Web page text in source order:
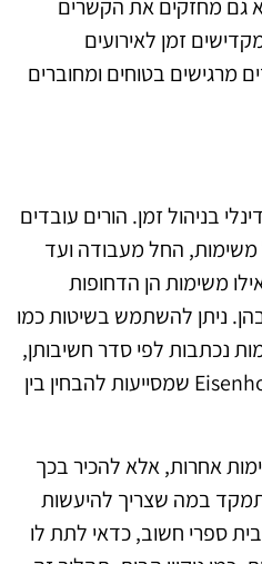
גם מחזקים את הקשרים
זמן לאירועים
מרגישים בטוחים ומחוברים
בניהול זמן. הורים עובדים
החל מעבודה ועד
משימות הן הדחופות
ניתן להשתמש בשיטות כמו
נכתבות לפי סדר חשיבותן,
או טכניקות כמו Eisenhower Matrix שמסייעות להבחין בין
אחרות, אלא להכיר בכך
במה שצריך להיעשות
ספרי חשוב, כדאי לתת לו